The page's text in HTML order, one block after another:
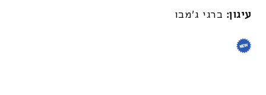
עיגון: ברגי ג'מבו